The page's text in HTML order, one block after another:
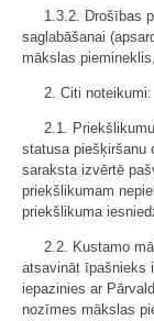
1.3.2. Drošības
saglabāšanai
mākslas
2. Citi noteikumi:
2.1.
statusa piešķiršanu
saraksta izvērtē
priekšlikumam
priekšlikuma
2.2. Kustamo
atsavināt īpašnieks
iepazinies ar
nozīmes mākslas